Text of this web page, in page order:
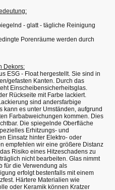
- glatt - tägliche Reinigung
werden durch
Dekors:
ESG - Float hergestellt. Sie sind in
gefasten Kanten. Durch das
Einscheibensicherheitsglas.
Rückseite mit Farbe lackiert.
sind andersfarbige
kann es unter Umständen, aufgrund
Farbabweichungen kommen. Dies
Die spiegelnde Oberfläche
Erhitzungs- und
Einsatz hinter Elektro- oder
empfehlen wir eine größere Distanz
Risiko eines Hitzeschadens zu
nicht bearbeiten. Glas nimmt
für die Verwendung als
erfolgt bestenfalls mit einem
Härtere Materialien wie
oder Keramik können Kratzer